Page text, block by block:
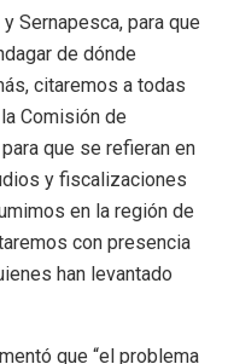
Sernapesca, para que
de dónde
citaremos a todas
Comisión de
que se refieran en
y fiscalizaciones
en la región de
con presencia
han levantado
que “el problema